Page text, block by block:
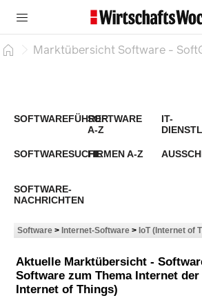
Marktübersicht Software -
SOFTWAREFÜHRERSOFTWARE
A-Z
IT-
SOFTWARESUCHEFIRMEN A-Z
SOFTWARE-
NACHRICHTEN
Software > Internet-Software > IoT (Internet of
Aktuelle Marktübersicht -
Software zum Thema Internet der
Internet of Things)